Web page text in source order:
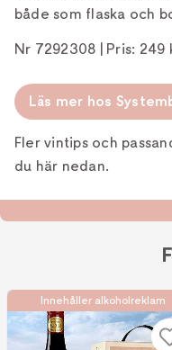
både som flaska och
Nr 7292308 | Pris: 249
Läs mer hos
Fler vintips och
du här nedan.
Innehåller alkoholreklam